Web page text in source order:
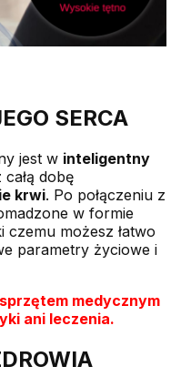
SERCA
jest w inteligentny
dobę
krwi. Po połączeniu z
w formie
możesz łatwo
parametry życiowe i
medycznym
ani leczenia.